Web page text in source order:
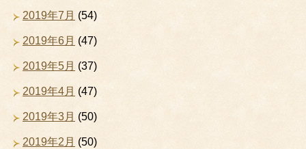
2019年7月 (54)
2019年6月 (47)
2019年5月 (37)
2019年4月 (47)
2019年3月 (50)
2019年2月 (50)